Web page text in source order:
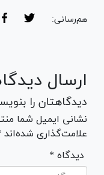
هم‌رسانی:
ارسال
دیدگاهتان را
نشانی ایمیل شما
علامت‌گذاری شده‌اند
* دیدگاه